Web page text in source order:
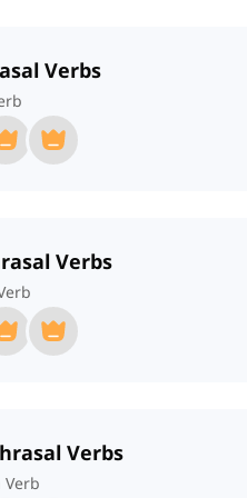
Verbs
Verbs
Verbs
Verb